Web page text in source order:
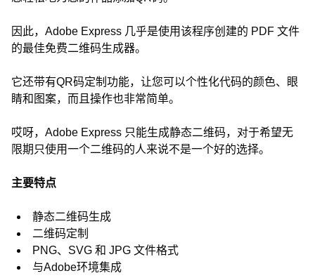
因此，Adobe Express 几乎是使用该程序创建的 PDF 文件
的最佳免费二维码生成器。
它还带有QR码定制功能，让您可以个性化代码的颜色、眼
睛和图案，而且操作也非常简单。
哎呀，Adobe Express 只能生成静态二维码，对于希望无
限期只使用一个二维码的人来说不是一个好的选择。
主要特点
静态二维码生成
二维码定制
PNG、SVG 和 JPG 文件格式
与Adobe环境集成